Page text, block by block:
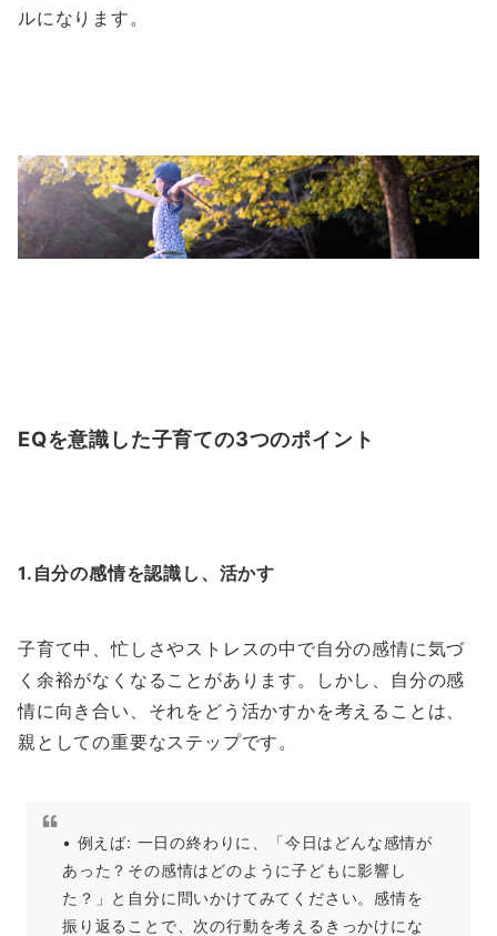
ルになります。
EQを意識した子育ての3つのポイント
1.自分の感情を認識し、活かす
子育て中、忙しさやストレスの中で自分の感情に気づ
く余裕がなくなることがあります。しかし、自分の感
情に向き合い、それをどう活かすかを考えることは、
親としての重要なステップです。
• 例えば: 一日の終わりに、「今日はどんな感情が
あった？その感情はどのように子どもに影響し
た？」と自分に問いかけてみてください。感情を
振り返ることで、次の行動を考えるきっかけにな